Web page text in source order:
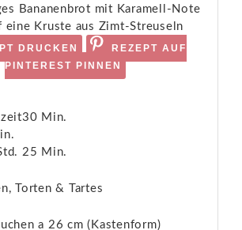
Bananenbrot mit Karamell-Note
eine Kruste aus Zimt-Streuseln
DRUCKEN
REZEPT AUF
PINTEREST PINNEN
30 Min.
25 Min.
Torten & Tartes
a 26 cm (Kastenform)